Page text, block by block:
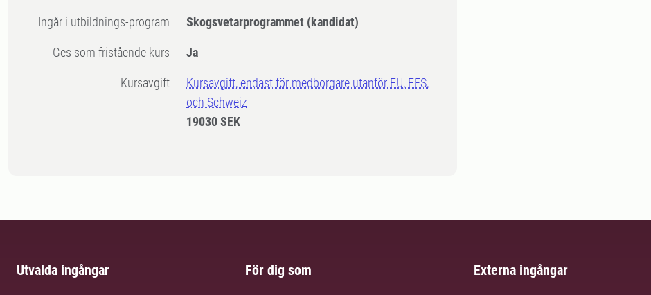
Ingår i utbildnings-program Skogsvetarprogrammet (kandidat)
Ges som fristående kurs Ja
Kursavgift
Kursavgift, endast för medborgare utanför EU, EES,
och Schweiz
19030 SEK
Utvalda ingångar För dig som Externa ingångar